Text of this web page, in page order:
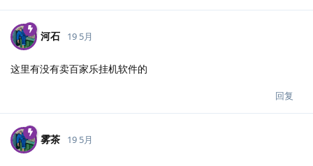
河石 19 5月
这里有没有卖百家乐挂机软件的
回复
雾茶 19 5月